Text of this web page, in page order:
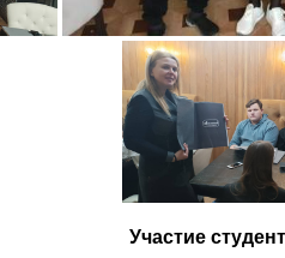
Участие